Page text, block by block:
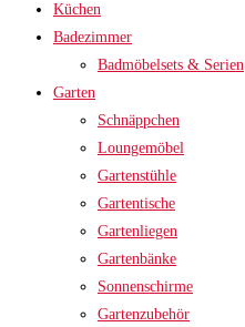
Küchen
Badezimmer
Badmöbelsets & Serien
Garten
Schnäppchen
Loungemöbel
Gartenstühle
Gartentische
Gartenliegen
Gartenbänke
Sonnenschirme
Gartenzubehör